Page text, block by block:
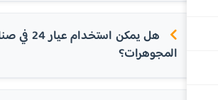
هل يمكن استخدام عيار 24 في صناعة
المجوهرات؟